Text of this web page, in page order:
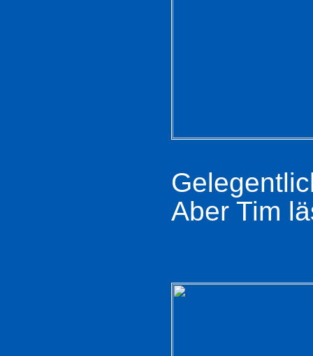
Aber Tim